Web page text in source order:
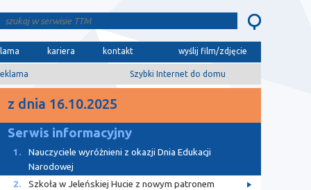
kariera kontakt wyślij film/zdjęcie
Szybki Internet do domu
z dnia 16.10.2025
Serwis informacyjny
1.
Nauczyciele wyróżnieni z okazji Dnia Edukacji
Narodowej
2.
Szkoła w Jeleńskiej Hucie z nowym patronem